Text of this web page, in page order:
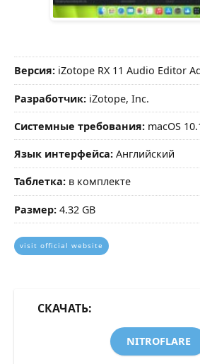
Версия: iZotope RX 11 Audio Editor
Разработчик: iZotope, Inc.
Системные требования: macOS
Язык интерфейса: Английский
Таблетка: в комплекте
Размер: 4.32 GB
visit official website
СКАЧАТЬ:
NITROFLARE